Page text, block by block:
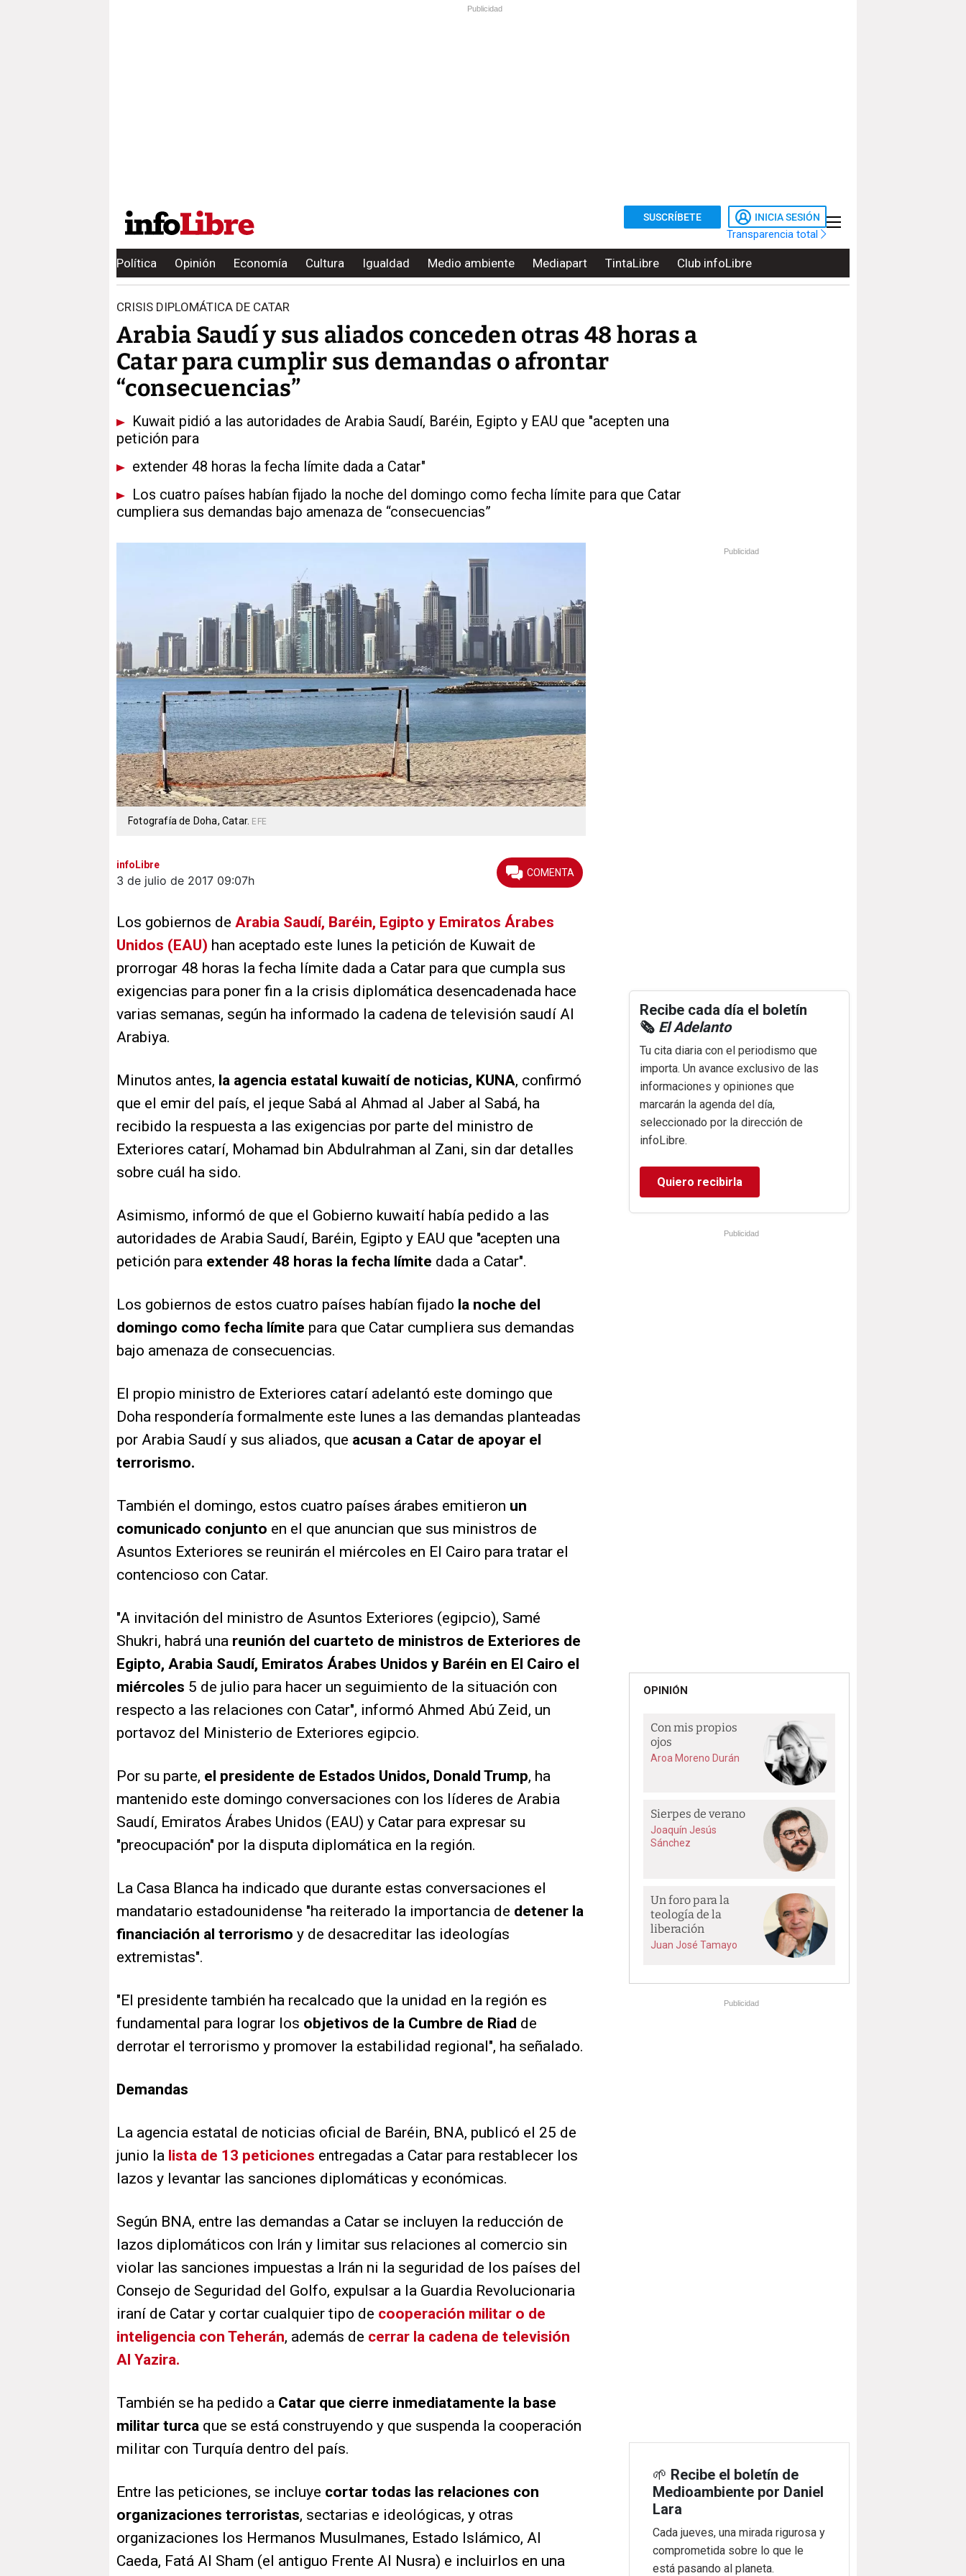
Publicidad
SUSCRÍBETE INICIA SESIÓN
Transparencia total
Política Opinión Economía Cultura Igualdad Medio ambiente Mediapart TintaLibre Club infoLibre
CRISIS DIPLOMÁTICA DE CATAR
Arabia Saudí y sus aliados conceden otras 48 horas a
Catar para cumplir sus demandas o afrontar
“consecuencias”
Kuwait pidió a las autoridades de Arabia Saudí, Baréin, Egipto y EAU que "acepten una
petición para
extender 48 horas la fecha límite dada a Catar"
Los cuatro países habían fijado la noche del domingo como fecha límite para que Catar
cumpliera sus demandas bajo amenaza de “consecuencias”
Fotografía de Doha, Catar. EFE
infoLibre
3 de julio de 2017 09:07h
Los gobiernos de Arabia Saudí, Baréin, Egipto y Emiratos Árabes
Unidos (EAU) han aceptado este lunes la petición de Kuwait de
prorrogar 48 horas la fecha límite dada a Catar para que cumpla sus
exigencias para poner fin a la crisis diplomática desencadenada hace
varias semanas, según ha informado la cadena de televisión saudí Al
Arabiya.
Minutos antes, la agencia estatal kuwaití de noticias, KUNA, confirmó
que el emir del país, el jeque Sabá al Ahmad al Jaber al Sabá, ha
recibido la respuesta a las exigencias por parte del ministro de
Exteriores catarí, Mohamad bin Abdulrahman al Zani, sin dar detalles
sobre cuál ha sido.
Asimismo, informó de que el Gobierno kuwaití había pedido a las
autoridades de Arabia Saudí, Baréin, Egipto y EAU que "acepten una
petición para extender 48 horas la fecha límite dada a Catar".
Los gobiernos de estos cuatro países habían fijado la noche del
domingo como fecha límite para que Catar cumpliera sus demandas
bajo amenaza de consecuencias.
El propio ministro de Exteriores catarí adelantó este domingo que
Doha respondería formalmente este lunes a las demandas planteadas
por Arabia Saudí y sus aliados, que acusan a Catar de apoyar el
terrorismo.
También el domingo, estos cuatro países árabes emitieron un
comunicado conjunto en el que anuncian que sus ministros de
Asuntos Exteriores se reunirán el miércoles en El Cairo para tratar el
contencioso con Catar.
"A invitación del ministro de Asuntos Exteriores (egipcio), Samé
Shukri, habrá una reunión del cuarteto de ministros de Exteriores de
Egipto, Arabia Saudí, Emiratos Árabes Unidos y Baréin en El Cairo el
miércoles 5 de julio para hacer un seguimiento de la situación con
respecto a las relaciones con Catar", informó Ahmed Abú Zeid, un
portavoz del Ministerio de Exteriores egipcio.
Por su parte, el presidente de Estados Unidos, Donald Trump, ha
mantenido este domingo conversaciones con los líderes de Arabia
Saudí, Emiratos Árabes Unidos (EAU) y Catar para expresar su
"preocupación" por la disputa diplomática en la región.
La Casa Blanca ha indicado que durante estas conversaciones el
mandatario estadounidense "ha reiterado la importancia de detener la
financiación al terrorismo y de desacreditar las ideologías
extremistas".
"El presidente también ha recalcado que la unidad en la región es
fundamental para lograr los objetivos de la Cumbre de Riad de
derrotar el terrorismo y promover la estabilidad regional", ha señalado.
Demandas
La agencia estatal de noticias oficial de Baréin, BNA, publicó el 25 de
junio la lista de 13 peticiones entregadas a Catar para restablecer los
lazos y levantar las sanciones diplomáticas y económicas.
Según BNA, entre las demandas a Catar se incluyen la reducción de
lazos diplomáticos con Irán y limitar sus relaciones al comercio sin
violar las sanciones impuestas a Irán ni la seguridad de los países del
Consejo de Seguridad del Golfo, expulsar a la Guardia Revolucionaria
iraní de Catar y cortar cualquier tipo de cooperación militar o de
inteligencia con Teherán, además de cerrar la cadena de televisión
Al Yazira.
También se ha pedido a Catar que cierre inmediatamente la base
militar turca que se está construyendo y que suspenda la cooperación
militar con Turquía dentro del país.
Entre las peticiones, se incluye cortar todas las relaciones con
organizaciones terroristas, sectarias e ideológicas, y otras
organizaciones los Hermanos Musulmanes, Estado Islámico, Al
Caeda, Fatá Al Sham (el antiguo Frente Al Nusra) e incluirlos en una
Publicidad
Recibe cada día el boletín
🗞️ El Adelanto
Tu cita diaria con el periodismo que
importa. Un avance exclusivo de las
informaciones y opiniones que
marcarán la agenda del día,
seleccionado por la dirección de
infoLibre.
Quiero recibirla
Publicidad
OPINIÓN
Con mis propios
ojos
Aroa Moreno Durán
Sierpes de verano
Joaquín Jesús
Sánchez
Un foro para la
teología de la
liberación
Juan José Tamayo
Publicidad
🌱 Recibe el boletín de
Medioambiente por Daniel
Lara
Cada jueves, una mirada rigurosa y
comprometida sobre lo que le
está pasando al planeta.